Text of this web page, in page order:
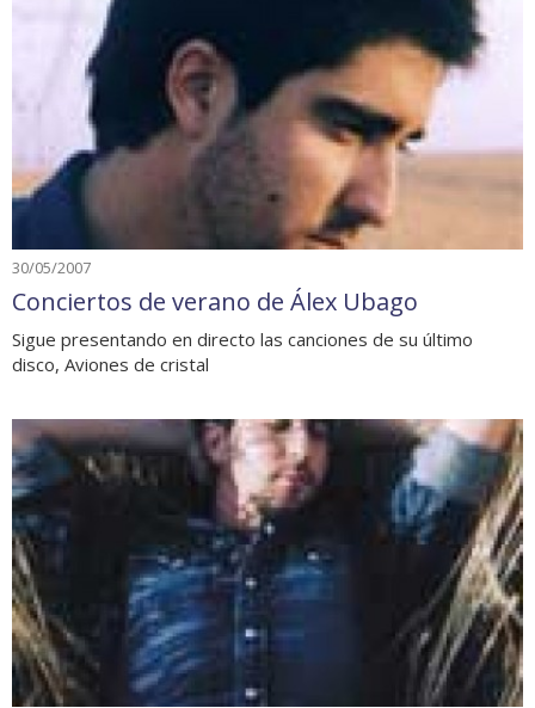
30/05/2007
Conciertos de verano de Álex Ubago
Sigue presentando en directo las canciones de su último
disco, Aviones de cristal